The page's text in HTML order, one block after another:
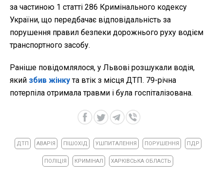
за частиною 1 статті 286 Кримінального кодексу
України, що передбачає відповідальність за
порушення правил безпеки дорожнього руху водієм
транспортного засобу.
Раніше повідомлялося, у Львові розшукали водія,
який збив жінкута втік з місця ДТП. 79-річна
потерпіла отримала травми і була госпіталізована.
ДТП АВАРІЯ ПІШОХІД УШПИТАЛЕННЯ ПОРУШЕННЯ ПДР
ПОЛІЦІЯ КРИМІНАЛ ХАРКІВСЬКА ОБЛАСТЬ